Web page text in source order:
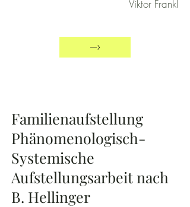
–›
Viktor Frankl
Familienaufstellung
Phänomenologisch-
Systemische
Aufstellungsarbeit nach
B. Hellinger